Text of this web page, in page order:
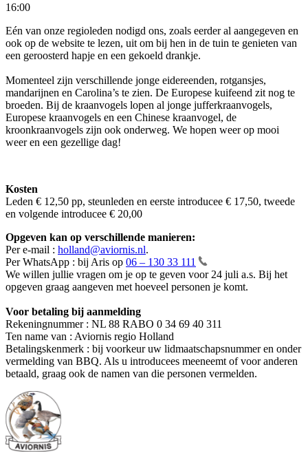
16:00
Eén van onze regioleden nodigd ons, zoals eerder al aangegeven en
ook op de website te lezen, uit om bij hen in de tuin te genieten van
een geroosterd hapje en een gekoeld drankje.
Momenteel zijn verschillende jonge eidereenden, rotgansjes,
mandarijnen en Carolina’s te zien. De Europese kuifeend zit nog te
broeden. Bij de kraanvogels lopen al jonge jufferkraanvogels,
Europese kraanvogels en een Chinese kraanvogel, de
kroonkraanvogels zijn ook onderweg. We hopen weer op mooi
weer en een gezellige dag!
Kosten
Leden € 12,50 pp, steunleden en eerste introducee € 17,50, tweede
en volgende introducee € 20,00
Opgeven kan op verschillende manieren:
Per e-mail : holland@aviornis.nl.
Per WhatsApp : bij Aris op 06 – 130 33 111
We willen jullie vragen om je op te geven voor 24 juli a.s. Bij het
opgeven graag aangeven met hoeveel personen je komt.
Voor betaling bij aanmelding
Rekeningnummer : NL 88 RABO 0 34 69 40 311
Ten name van : Aviornis regio Holland
Betalingskenmerk : bij voorkeur uw lidmaatschapsnummer en onder
vermelding van BBQ. Als u introducees meeneemt of voor anderen
betaald, graag ook de namen van die personen vermelden.